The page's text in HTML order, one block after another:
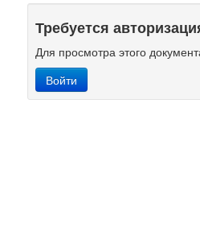
Требуется
Для просмотра этого
Войти